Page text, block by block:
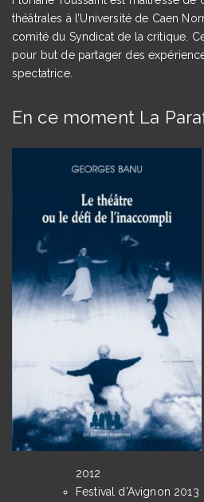
théâtrales à l’Université de Caen
comité du Syndicat de la critique.
pour but de partager des
spectatrice.
En ce moment La
2012
Festival d'Avignon 2013